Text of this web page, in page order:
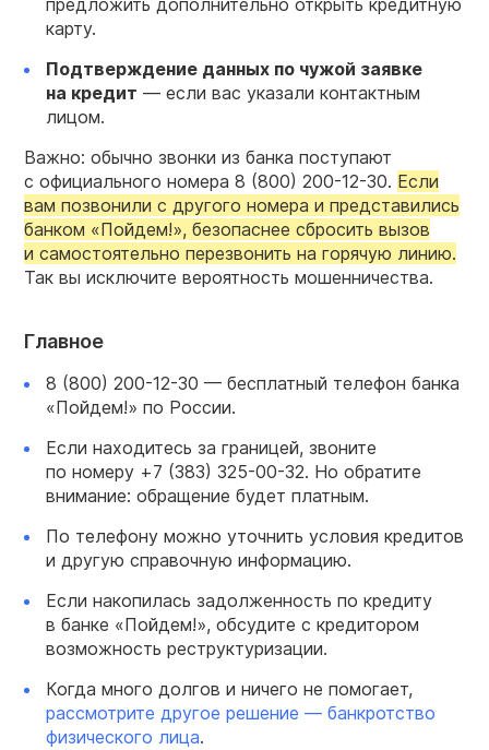
предложить дополнительно открыть кредитную
карту.
Подтверждение данных по чужой заявке
на кредит — если вас указали контактным
лицом.
Важно: обычно звонки из банка поступают
с официального номера 8 (800) 200-12-30. Если
вам позвонили с другого номера и представились
банком «Пойдем!», безопаснее сбросить вызов
и самостоятельно перезвонить на горячую линию.
Так вы исключите вероятность мошенничества.
Главное
8 (800) 200-12-30 — бесплатный телефон банка
«Пойдем!» по России.
Если находитесь за границей, звоните
по номеру +7 (383) 325-00-32. Но обратите
внимание: обращение будет платным.
По телефону можно уточнить условия кредитов
и другую справочную информацию.
Если накопилась задолженность по кредиту
в банке «Пойдем!», обсудите с кредитором
возможность реструктуризации.
Когда много долгов и ничего не помогает,
рассмотрите другое решение — банкротство
физического лица.